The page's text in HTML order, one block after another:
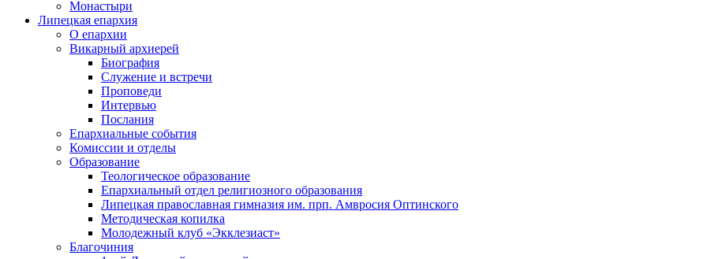
Монастыри
Липецкая епархия
О епархии
Викарный архиерей
Биография
Служение и встречи
Проповеди
Интервью
Послания
Епархиальные события
Комиссии и отделы
Образование
Теологическое образование
Епархиальный отдел религиозного образования
Липецкая православная гимназия им. прп. Амвросия Оптинского
Методическая копилка
Молодежный клуб «Экклезиаст»
Благочиния